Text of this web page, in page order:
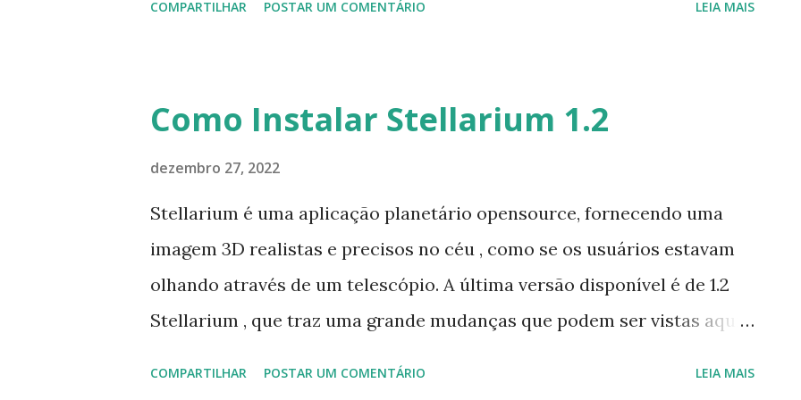
install blender
COMPARTILHAR POSTAR UM COMENTÁRIO LEIA MAIS
Como Instalar Stellarium 1.2
dezembro 27, 2022
Stellarium é uma aplicação planetário opensource, fornecendo uma
imagem 3D realistas e precisos no céu , como se os usuários estavam
olhando através de um telescópio. A última versão disponível é de 1.2
Stellarium , que traz uma grande mudanças que podem ser vistas aqui .
COMPARTILHAR POSTAR UM COMENTÁRIO LEIA MAIS